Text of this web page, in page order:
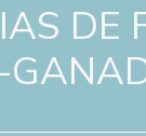
DE